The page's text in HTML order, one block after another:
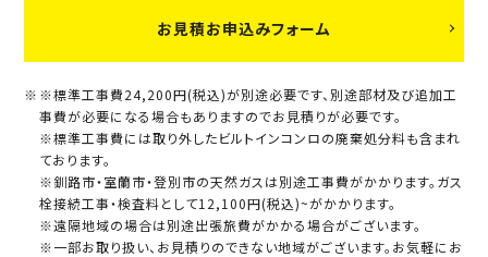
お見積お申込みフォーム
※標準工事費24,200円(税込)が別途必要です、別途部材及び追加工
事費が必要になる場合もありますのでお見積りが必要です。
※標準工事費には取り外したビルトインコンロの廃棄処分料も含まれ
ております。
※釧路市・室蘭市・登別市の天然ガスは別途工事費がかかります。ガス
栓接続工事・検査料として12,100円(税込)~がかかります。
※遠隔地域の場合は別途出張旅費がかかる場合がございます。
※一部お取り扱い、お見積りのできない地域がございます。お気軽にお